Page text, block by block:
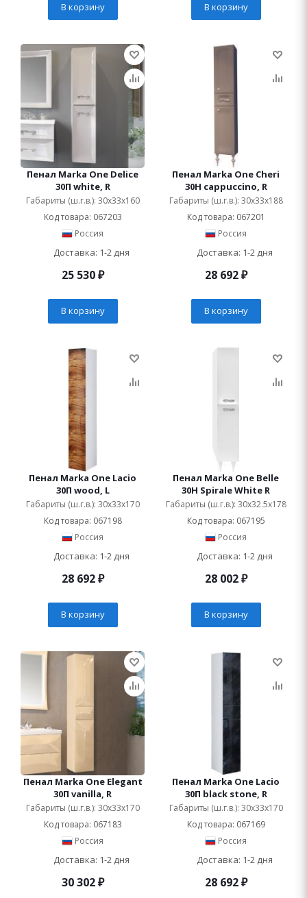
В корзину В корзину
Пенал Marka One Delice
30П white, R
Габариты (ш.г.в.): 30x33x160
Код товара: 067203
Россия
Доставка: 1-2 дня
25 530₽
В корзину
Пенал Marka One Cheri
30Н cappuccino, R
Габариты (ш.г.в.): 30x33x188
Код товара: 067201
Россия
Доставка: 1-2 дня
28 692₽
В корзину
Пенал Marka One Lacio
30П wood, L
Габариты (ш.г.в.): 30x33x170
Код товара: 067198
Россия
Доставка: 1-2 дня
28 692₽
В корзину
Пенал Marka One Belle
30Н Spirale White R
Габариты (ш.г.в.): 30x32.5x178
Код товара: 067195
Россия
Доставка: 1-2 дня
28 002₽
В корзину
Пенал Marka One Elegant
30П vanilla, R
Габариты (ш.г.в.): 30x33x170
Код товара: 067183
Россия
Доставка: 1-2 дня
30 302₽
Пенал Marka One Lacio
30П black stone, R
Габариты (ш.г.в.): 30x33x170
Код товара: 067169
Россия
Доставка: 1-2 дня
28 692₽